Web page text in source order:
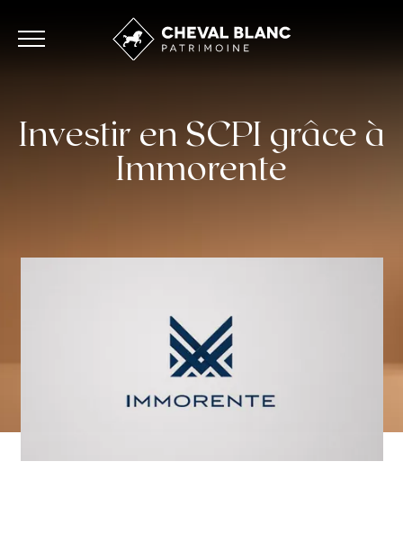
Investir en SCPI grâce à
Immorente